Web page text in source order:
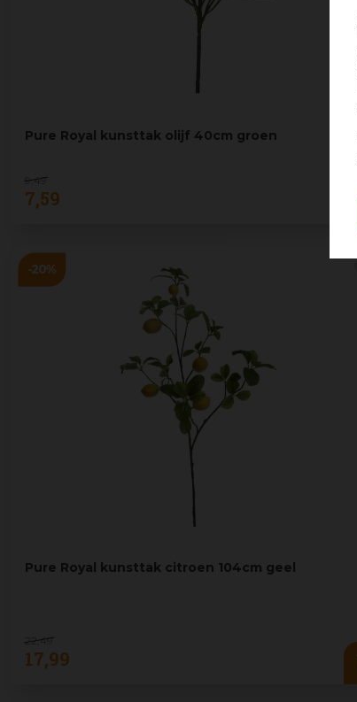
Pure Royal kunsttak olijf 40cm groen
9, 49
7,59
Pure Royal kunsttak citroen 104cm geel
22 49
17,99